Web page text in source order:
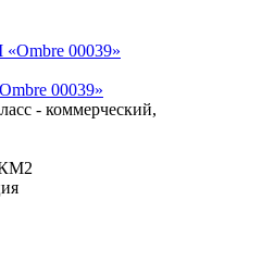
00039»
- коммерческий,